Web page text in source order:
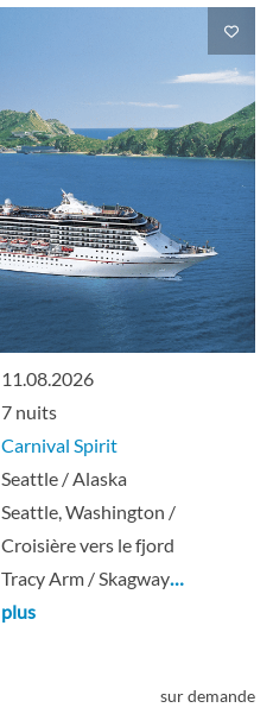
11.08.2026
7 nuits
Carnival Spirit
Seattle / Alaska
Seattle, Washington /
Croisière vers le fjord
Tracy Arm / Skagway…
plus
sur demande